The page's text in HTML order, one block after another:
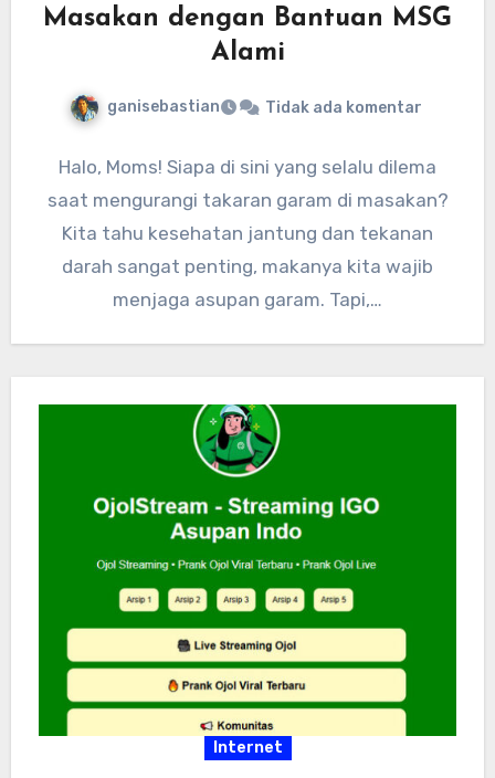
Masakan dengan Bantuan MSG
Alami
ganisebastian Tidak ada komentar
Halo, Moms! Siapa di sini yang selalu dilema
saat mengurangi takaran garam di masakan?
Kita tahu kesehatan jantung dan tekanan
darah sangat penting, makanya kita wajib
menjaga asupan garam. Tapi,…
Internet